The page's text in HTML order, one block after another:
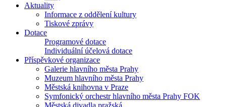
Aktuality
Informace z oddělení kultury
Tiskové zprávy
Dotace
Programové dotace
Individuální účelová dotace
Příspěvkové organizace
Galerie hlavního města Prahy
Muzeum hlavního města Prahy
Městská knihovna v Praze
Symfonický orchestr hlavního města Prahy FOK
Městská divadla pražská